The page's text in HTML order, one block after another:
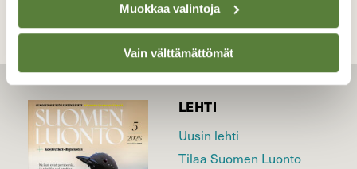
Muokkaa valintoja
Vain välttämättömät
LEHTI
Uusin lehti
Tilaa Suomen Luonto